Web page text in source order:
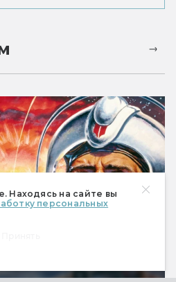
Находясь на сайте вы
персональных